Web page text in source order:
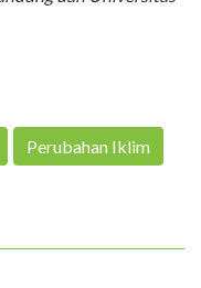
Perubahan Iklim